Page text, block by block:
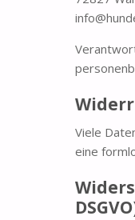
Viele
eine